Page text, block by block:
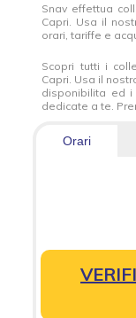
Snav effettua
Capri. Usa il
orari, tariffe e
Scopri tutti i
Capri. Usa il
disponibilita ed
dedicate a te.
Orari